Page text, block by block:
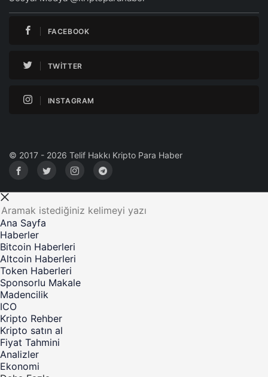
FACEBOOK
TWITTER
INSTAGRAM
© 2017 - 2026 Telif Hakkı Kripto Para Haber
Ana Sayfa
Haberler
Bitcoin Haberleri
Altcoin Haberleri
Token Haberleri
Sponsorlu Makale
Madencilik
ICO
Kripto Rehber
Kripto satın al
Fiyat Tahmini
Analizler
Ekonomi